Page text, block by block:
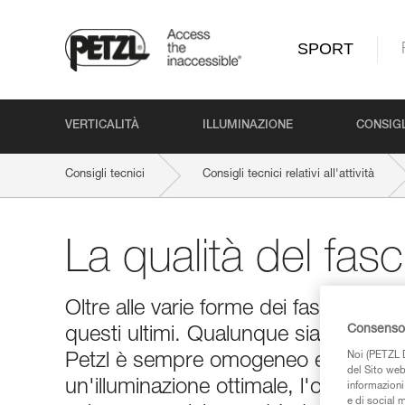
SPORT
VERTICALITÀ ILLUMINAZIONE
Consigli tecnici Consigli tecnici relativi all'attività
La qualità del
Oltre alle varie forme dei fasci
questi ultimi. Qualunque sia la
Petzl è sempre omogeneo e quindi
un'illuminazione ottimale, l'ottica
Noi
del Sito
e di social